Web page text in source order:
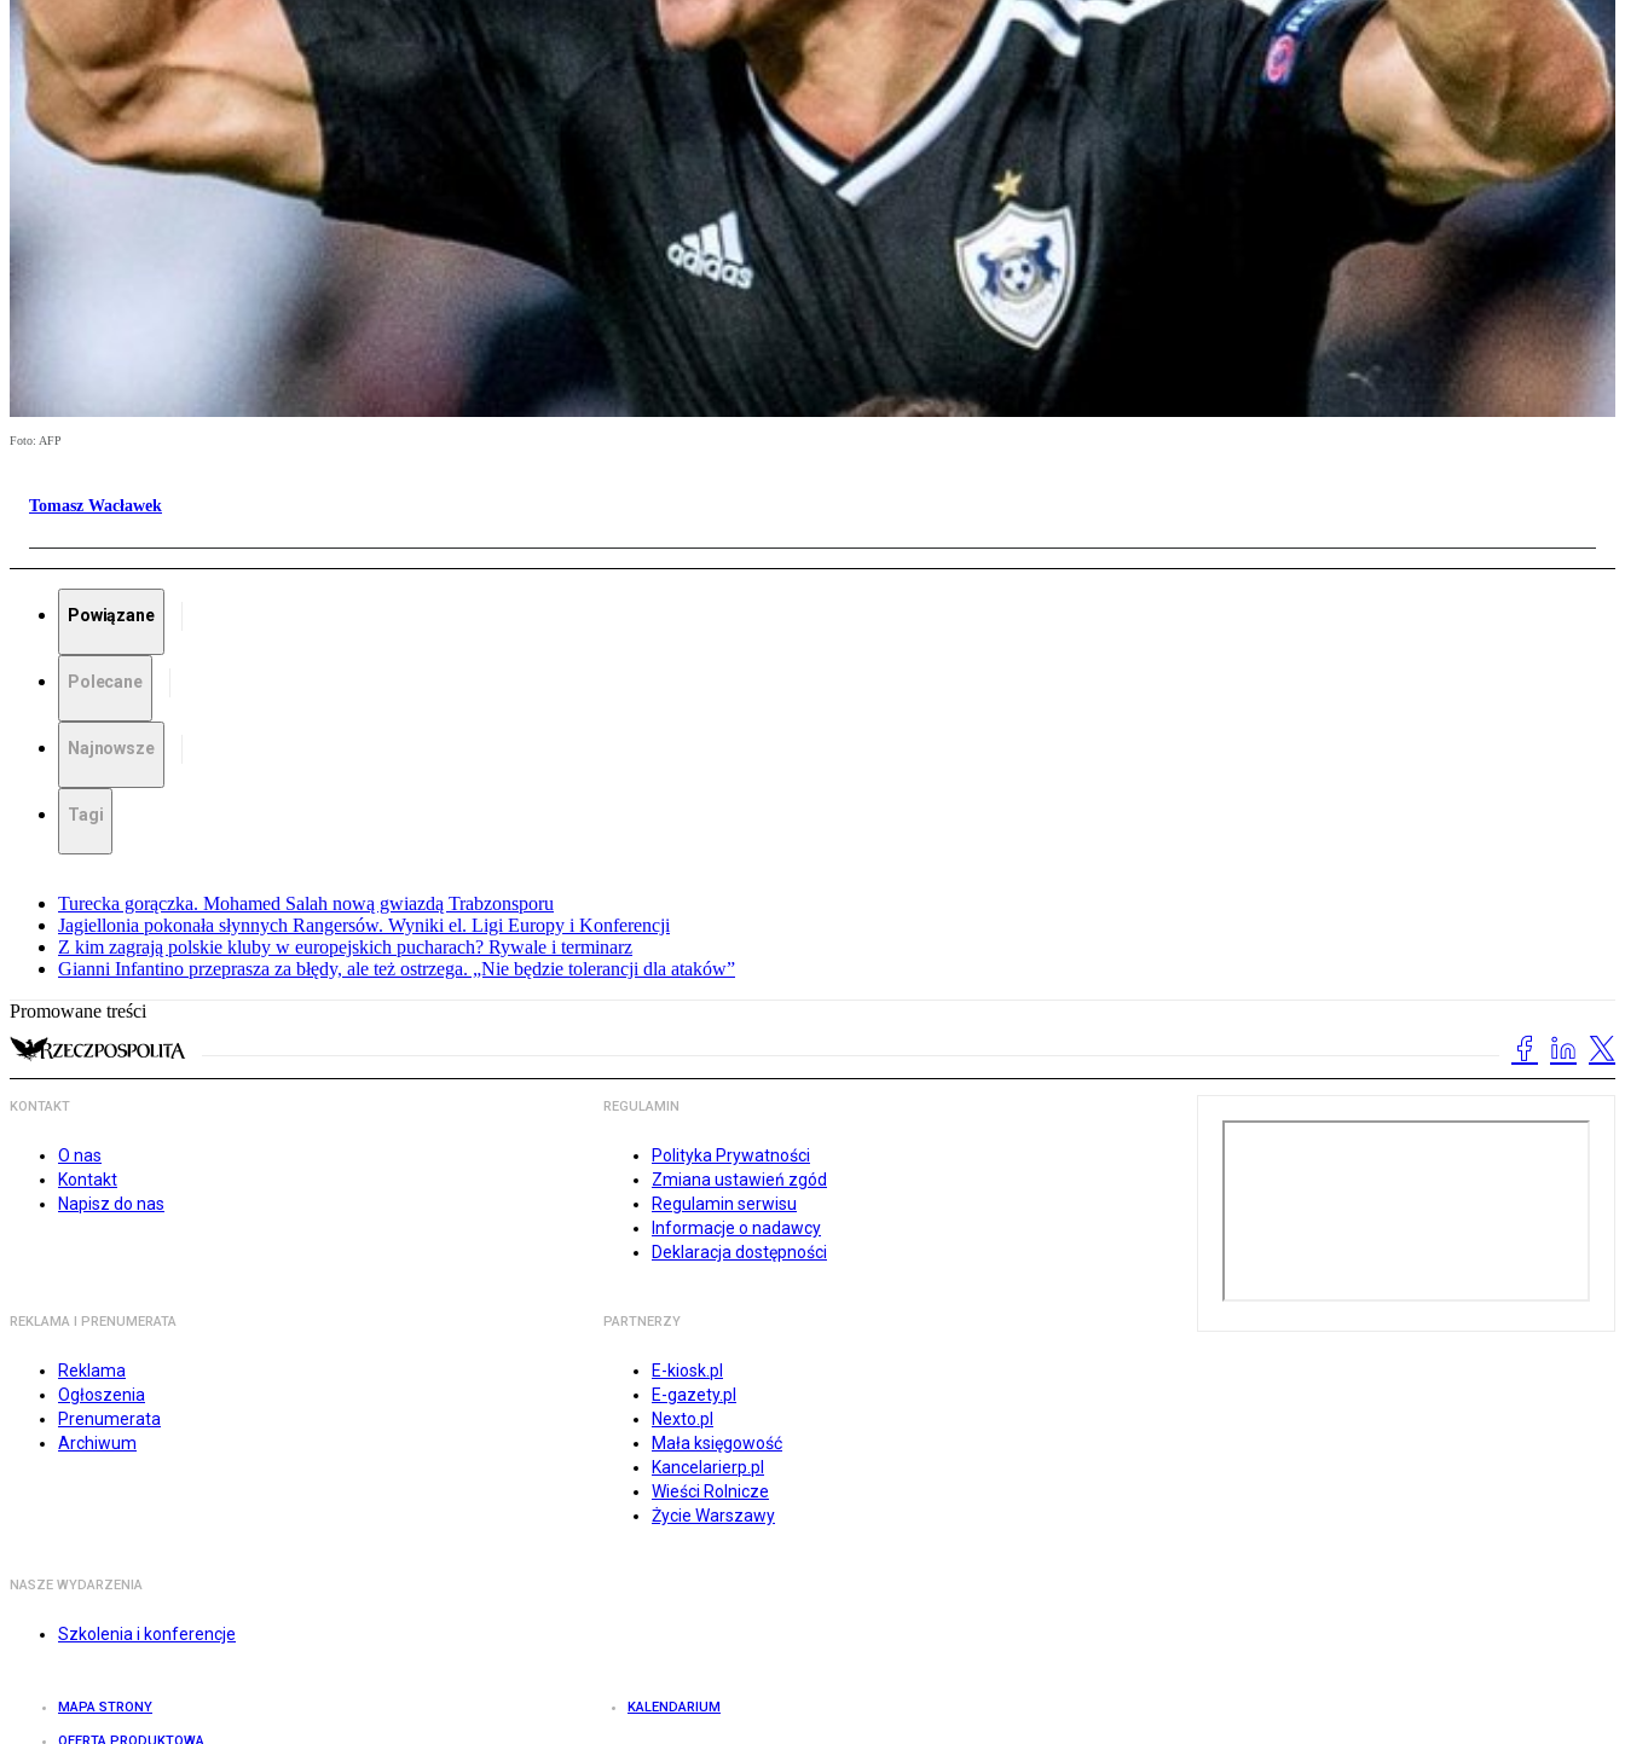
Foto: AFP
Tomasz Wacławek
Powiązane
Polecane
Najnowsze
Tagi
Turecka gorączka. Mohamed Salah nową gwiazdą Trabzonsporu
Jagiellonia pokonała słynnych Rangersów. Wyniki el. Ligi Europy i Konferencji
Z kim zagrają polskie kluby w europejskich pucharach? Rywale i terminarz
Gianni Infantino przeprasza za błędy, ale też ostrzega. „Nie będzie tolerancji dla ataków”
Promowane treści
KONTAKT
O nas
Kontakt
Napisz do nas
REGULAMIN
Polityka Prywatności
Zmiana ustawień zgód
Regulamin serwisu
Informacje o nadawcy
Deklaracja dostępności
REKLAMA I PRENUMERATA
Reklama
Ogłoszenia
Prenumerata
Archiwum
PARTNERZY
E-kiosk.pl
E-gazety.pl
Nexto.pl
Mała księgowość
Kancelarierp.pl
Wieści Rolnicze
Życie Warszawy
NASZE WYDARZENIA
Szkolenia i konferencje
MAPA STRONY KALENDARIUM